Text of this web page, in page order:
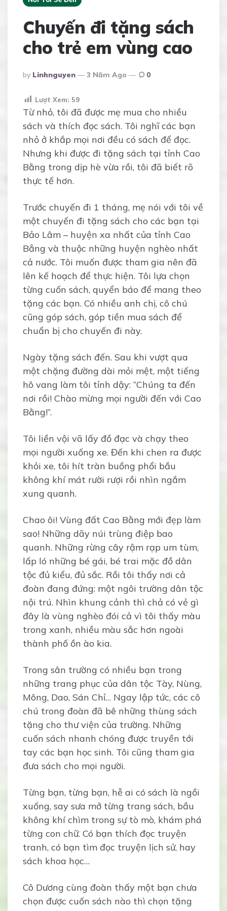
Chuyến đi tặng sách
cho trẻ em vùng cao
Posted
By
By Linhnguyen 3 Năm Ago 0
Lượt Xem: 59
Từ nhỏ, tôi đã được mẹ mua cho nhiều
sách và thích đọc sách. Tôi nghĩ các bạn
nhỏ ở khắp mọi nơi đều có sách để đọc.
Nhưng khi được đi tặng sách tại tỉnh Cao
Bằng trong dịp hè vừa rồi, tôi đã biết rõ
thực tế hơn.
Trước chuyến đi 1 tháng, mẹ nói với tôi về
một chuyến đi tặng sách cho các bạn tại
Bảo Lâm – huyện xa nhất của tỉnh Cao
Bẳng và thuộc những huyện nghèo nhất
cả nước. Tôi muốn được tham gia nên đã
lên kế hoạch để thực hiện. Tôi lựa chọn
từng cuốn sách, quyển báo để mang theo
tặng các bạn. Có nhiều anh chị, cô chú
cũng góp sách, góp tiền mua sách để
chuẩn bị cho chuyến đi này.
Ngày tặng sách đến. Sau khi vượt qua
một chặng đường dài mỏi mệt, một tiếng
hô vang làm tôi tỉnh dậy: “Chúng ta đến
nơi rồi! Chào mừng mọi người đến với Cao
Bằng!”.
Tôi liền vội vã lấy đồ đạc và chạy theo
mọi người xuống xe. Đến khi chen ra được
khỏi xe, tôi hít tràn buồng phổi bầu
không khí mát rười rượi rồi nhìn ngắm
xung quanh.
Chao ôi! Vùng đất Cao Bằng mới đẹp làm
sao! Những dãy núi trùng điệp bao
quanh. Những rừng cây rậm rạp um tùm,
lấp ló những bé gái, bé trai mặc đồ dân
tộc đủ kiểu, đủ sắc. Rồi tôi thấy nơi cả
đoàn đang đứng: một ngôi trường dân tộc
nội trú. Nhìn khung cảnh thì chả có vẻ gì
đây là vùng nghèo đói cả vì tôi thấy màu
trong xanh, nhiều màu sắc hơn ngoài
thành phố ồn ào kia.
Trong sân trường có nhiều bạn trong
những trang phục của dân tộc Tày, Nùng,
Mông, Dao, Sán Chỉ… Ngay lập tức, các cô
chú trong đoàn đã bê những thùng sách
tặng cho thư viện của trường. Những
cuốn sách nhanh chóng được truyền tới
tay các bạn học sinh. Tôi cũng tham gia
đưa sách cho mọi người.
Từng bạn, từng bạn, hễ ai có sách là ngồi
xuống, say sưa mở từng trang sách, bầu
không khí chìm trong sự tò mò, khám phá
từng con chữ. Có bạn thích đọc truyện
tranh, có bạn tìm đọc truyện lịch sử, hay
sách khoa học…
Cô Dương cùng đoàn thấy một bạn chưa
chọn được cuốn sách nào thì chọn tặng